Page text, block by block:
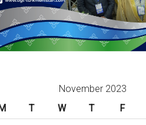
November 2023
T W T F